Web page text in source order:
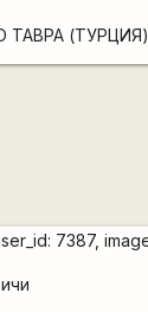
ТАВРА (ТУРЦИЯ)